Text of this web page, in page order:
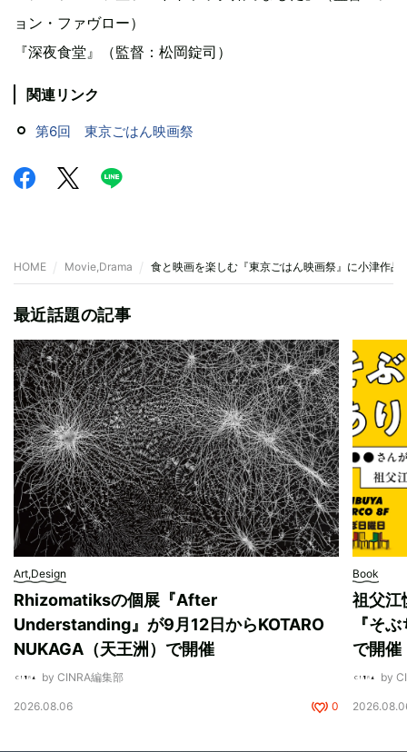
ョン・ファヴロー）
『深夜食堂』（監督：松岡錠司）
関連リンク
第6回 東京ごはん映画祭
HOME Movie,Drama 食と映画を楽しむ『東京ごはん映画祭』に小津作品
最近話題の記事
Art,Design
Rhizomatiksの個展『After
Understanding』が9月12日からKOTARO
NUKAGA（天王洲）で開催
by CINRA編集部
2026.08.06 0
Book
祖父江
『そ
で開催
by